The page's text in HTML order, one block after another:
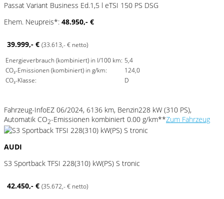
Passat Variant Business Ed.1,5 l eTSI 150 PS DSG
Ehem. Neupreis*: 48.950,- €
39.999,- € (33.613,- € netto)
Energieverbrauch (kombiniert) in l/100 km: 5,4
CO₂-Emissionen (kombiniert) in g/km:
124,0
CO₂-Klasse:
D
Fahrzeug-InfoEZ 06/2024, 6136 km, Benzin228 kW (310 PS),
Automatik CO2-Emissionen kombiniert 0.00 g/km**Zum Fahrzeug
AUDI
S3 Sportback TFSI 228(310) kW(PS) S tronic
42.450,- € (35.672,- € netto)